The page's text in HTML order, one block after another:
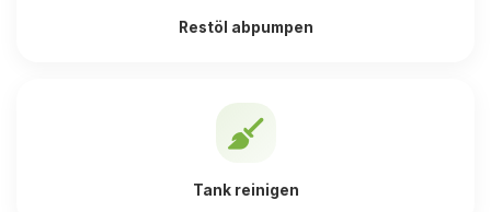
Restöl abpumpen
Tank reinigen